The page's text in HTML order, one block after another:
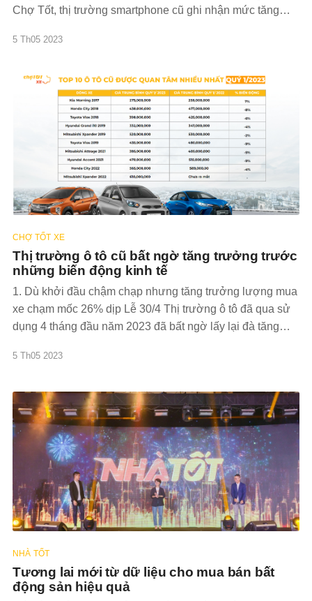
Chợ Tốt, thị trường smartphone cũ ghi nhận mức tăng
trước. Cụ thể, tổng lượt
5 Th05 2023
CHỢ TỐT XE
Thị trường ô tô cũ bất ngờ tăng trưởng trước
những biến động kinh tế
1. Dù khởi đầu chậm chạp nhưng tăng trưởng lượng mua
xe chạm mốc 26% dịp Lễ 30/4 Thị trường ô tô đã qua sử
dụng 4 tháng đầu năm 2023 đã bất ngờ lấy lại đà tăng
5 Th05 2023
NHÀ TỐT
Tương lai mới từ dữ liệu cho mua bán bất
động sản hiệu quả